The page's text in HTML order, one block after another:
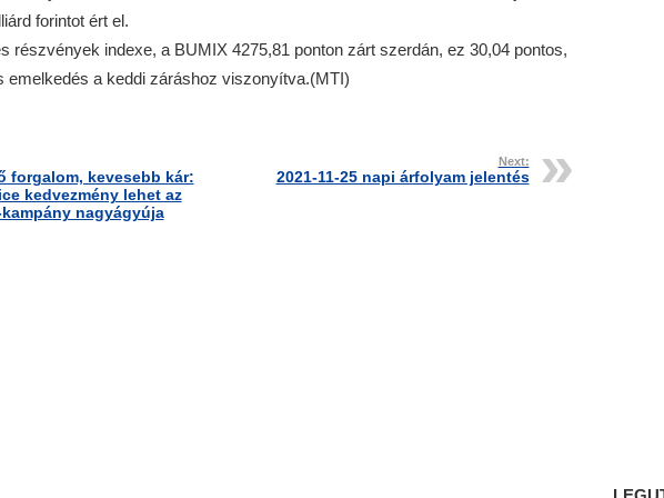
forintot ért el.
részvények indexe, a BUMIX 4275,81 ponton zárt szerdán, ez 30,04 pontos,
emelkedés a keddi záráshoz viszonyítva.(MTI)
forgalom, kevesebb kár:
kedvezmény lehet az
nagyágyúja
Next:
2021-11-25 napi árfolyam jelentés